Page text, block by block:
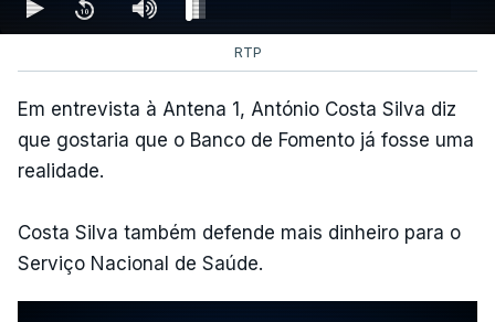
RTP
Em entrevista à Antena 1, António Costa Silva diz
que gostaria que o Banco de Fomento já fosse uma
realidade.
Costa Silva também defende mais dinheiro para o
Serviço Nacional de Saúde.